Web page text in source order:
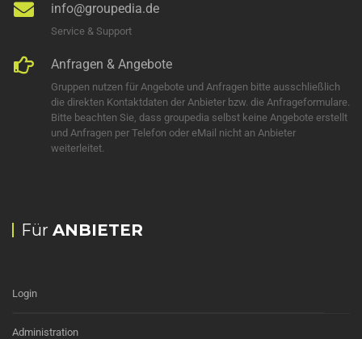
info@groupedia.de
Service & Support
Anfragen & Angebote
Gruppen nutzen für Angebote und Anfragen bitte ausschließlich
die direkten Kontaktdaten der Anbieter bzw. die Anfrageformulare.
Bitte beachten Sie, dass groupedia selbst keine Angebote erstellt
und Anfragen per Telefon oder eMail nicht an Anbieter
weiterleitet.
Für ANBIETER
Login
Administration